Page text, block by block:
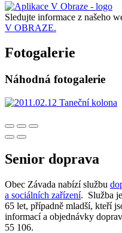
Sledujte informace z našeho
V OBRAZE.
Fotogalerie
Náhodná fotogalerie
Senior doprava
Obec Závada nabízí službu
a sociálních zařízení. Služba
65 let, případně mladší, kteří
informací a objednávky
55 106.